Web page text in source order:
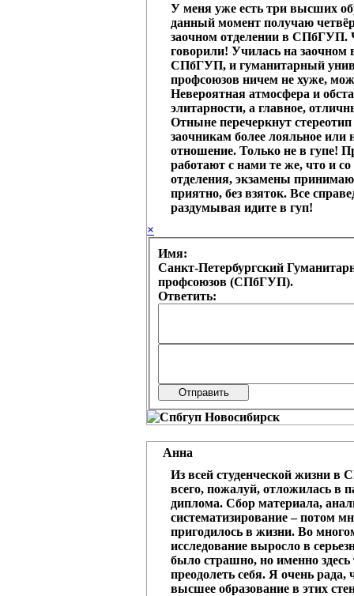
У меня уже есть три высших
данный момент получаю
заочном отделении в СПбГУП.
говорили! Училась на
СПбГУП, и гуманитарный
профсоюзов ничем не хуже,
Невероятная атмосфера и
элитарности, а главное,
Отныне перечеркнут
заочникам более лояльное или
отношение. Только не в гупе!
работают с нами те же, что и со
отделения, экзамены
приятно, без взяток. Все
раздумывая идите в гуп!
×
Имя:
Санкт-Петербургский
профсоюзов (СПбГУП).
Ответить:
Анна
Из всей студенческой жизни
всего, пожалуй, отложилась в
диплома. Сбор материала,
систематизирование – потом
пригодилось в жизни. Во
исследование выросло в
было страшно, но именно
преодолеть себя. Я очень рада,
высшее образование в этих